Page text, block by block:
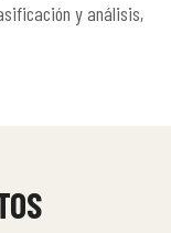
y análisis,